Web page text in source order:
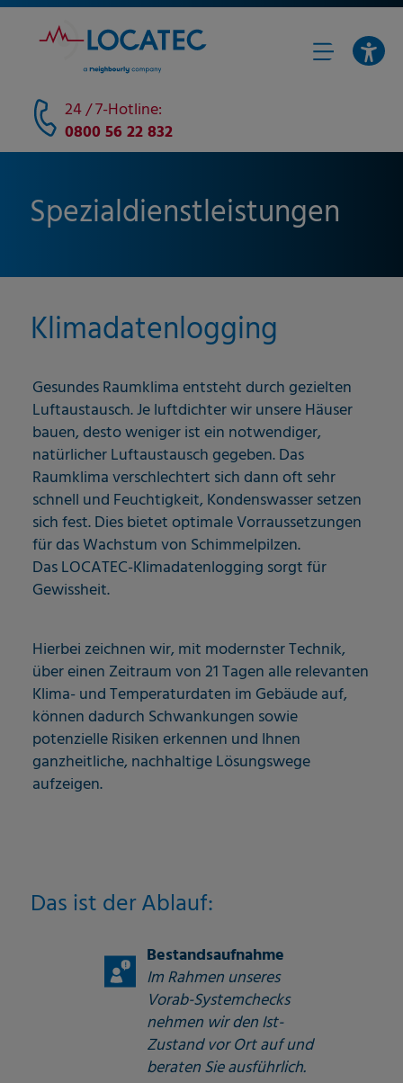
24 / 7-Hotline:
0800 56 22 832
Spezialdienstleistungen
Klimadatenlogging
Gesundes Raumklima entsteht durch gezielten
Luftaustausch. Je luftdichter wir unsere Häuser
bauen, desto weniger ist ein notwendiger,
natürlicher Luftaustausch gegeben. Das
Raumklima verschlechtert sich dann oft sehr
schnell und Feuchtigkeit, Kondenswasser setzen
sich fest. Dies bietet optimale Vorraussetzungen
für das Wachstum von Schimmelpilzen.
Das LOCATEC-Klimadatenlogging sorgt für
Gewissheit.
Hierbei zeichnen wir, mit modernster Technik,
über einen Zeitraum von 21 Tagen alle relevanten
Klima- und Temperaturdaten im Gebäude auf,
können dadurch Schwankungen sowie
potenzielle Risiken erkennen und Ihnen
ganzheitliche, nachhaltige Lösungswege
aufzeigen.
Das ist der Ablauf:
Bestandsaufnahme
Im Rahmen unseres
Vorab-Systemchecks
nehmen wir den Ist-
Zustand vor Ort auf und
beraten Sie ausführlich.